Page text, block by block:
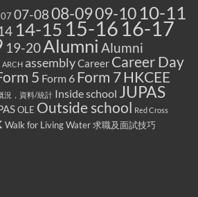
07-0808-0909-10 10-11
14-15 15-16 16-17
19-20Alumni Alumni
ARCH assemblyCareer Career Day
5 Form 6 Form 7HKCEE
況，資料/統計 Inside school JUPAS
OLE Outside school Red Cross
Walk for Living Water 求職及面試技巧